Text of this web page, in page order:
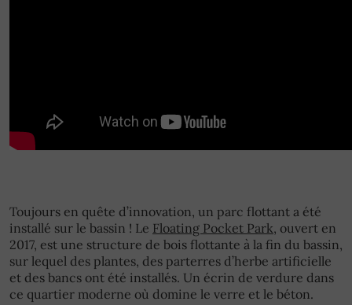
Toujours en quête d’innovation, un parc flottant a été
installé sur le bassin ! Le Floating Pocket Park, ouvert en
2017, est une structure de bois flottante à la fin du bassin,
sur lequel des plantes, des parterres d’herbe artificielle
et des bancs ont été installés. Un écrin de verdure dans
ce quartier moderne où domine le verre et le béton.